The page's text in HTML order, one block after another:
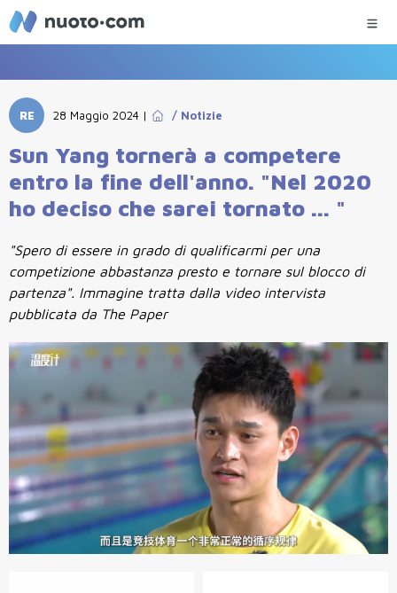
RE 28 Maggio 2024 | / Notizie
Sun Yang tornerà a competere
entro la fine dell'anno. "Nel 2020
ho deciso che sarei tornato ... "
"Spero di essere in grado di qualificarmi per una
competizione abbastanza presto e tornare sul blocco di
partenza". Immagine tratta dalla video intervista
pubblicata da The Paper